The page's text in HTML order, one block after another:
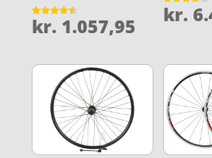
Vurderet
4.5
kr. 1.057,95
Vurderet
3.8
kr.